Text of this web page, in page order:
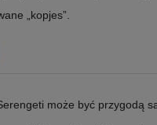
„kopjes”.
może być przygodą